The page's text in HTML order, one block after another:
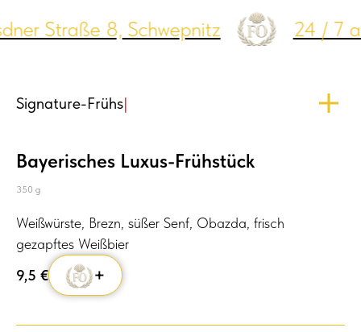
Straße 8, Schwepnitz 24 / 7
Signature-|
Bayerisches Luxus-Frühstück
350 g
Weißwürste, Brezn, süßer Senf, Obazda, frisch
gezapftes Weißbier
9,5 € +